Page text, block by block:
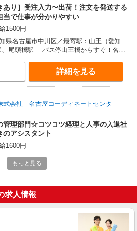
あり］受注入力〜出荷！注文を発送する
当で仕事が分かりやすい
1500円
県名古屋市中川区／最寄駅：山王（愛知
、尾頭橋駅 バス停山王橋からすぐ！名古
詳細を見る
式会社 名古屋コーディネートセンタ
管理部門☆コツコツ経理と人事の入退社
のアシスタント
1600円
知県名古屋市中川区／最寄駅：荒子駅、金山
県）駅 ≪車通勤可≫
詳細を見る
式会社 名古屋コーディネートセンタ
もっと見る
求人情報